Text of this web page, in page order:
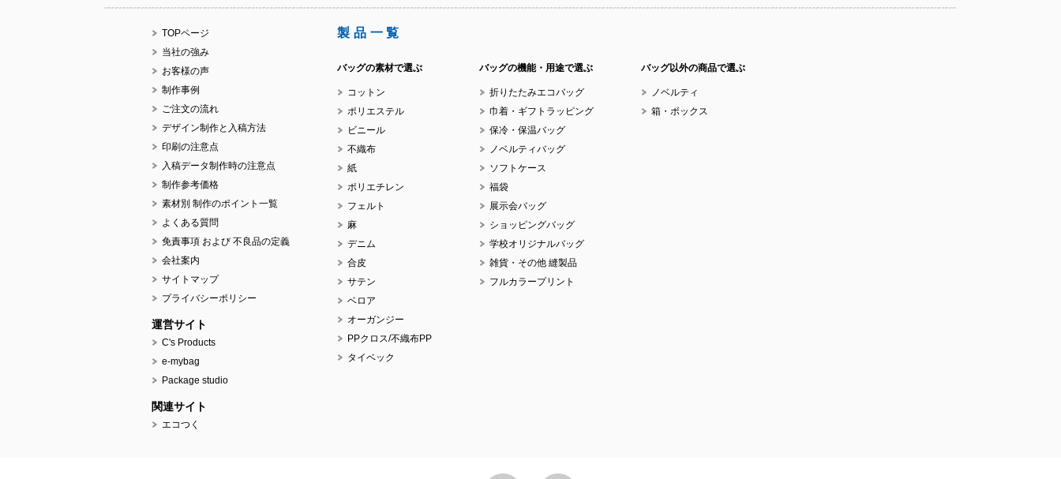
TOPページ
当社の強み
お客様の声
制作事例
ご注文の流れ
デザイン制作と入稿方法
印刷の注意点
入稿データ制作時の注意点
制作参考価格
素材別 制作のポイント一覧
よくある質問
免責事項 および 不良品の定義
会社案内
サイトマップ
プライバシーポリシー
運営サイト
C's Products
e-mybag
Package studio
関連サイト
エコつく
製品一覧
バッグの素材で選ぶ
コットン
ポリエステル
ビニール
不織布
紙
ポリエチレン
フェルト
麻
デニム
合皮
サテン
ベロア
オーガンジー
PPクロス/不織布PP
タイベック
バッグの機能・用途で選ぶ
折りたたみエコバッグ
巾着・ギフトラッピング
保冷・保温バッグ
ノベルティバッグ
ソフトケース
福袋
展示会バッグ
ショッピングバッグ
学校オリジナルバッグ
雑貨・その他 縫製品
フルカラープリント
バッグ以外の商品で選ぶ
ノベルティ
箱・ボックス